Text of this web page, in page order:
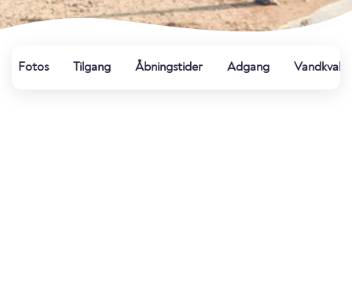
Fotos Tilgang Åbningstider Adgang